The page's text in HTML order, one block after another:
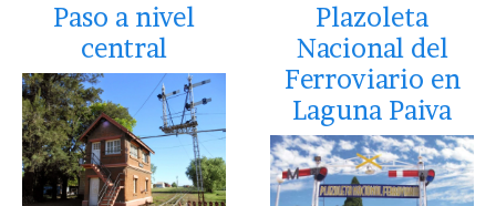
Paso a nivel
central
Plazoleta
Nacional del
Ferroviario en
Laguna Paiva